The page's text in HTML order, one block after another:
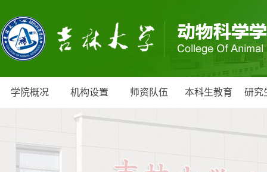
学院概况 机构设置 师资队伍 本科生教育 研究